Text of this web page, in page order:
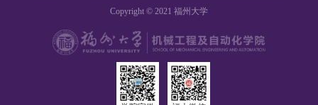
Copyright © 2021 福州大学